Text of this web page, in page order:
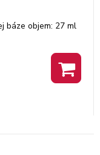
báze objem: 27 ml